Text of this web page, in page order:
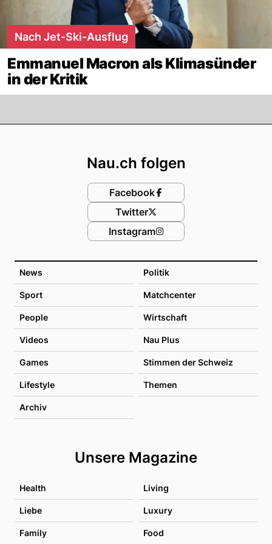
Nach Jet-Ski-Ausflug
Emmanuel Macron als Klimasünder
in der Kritik
News Politik
Sport Matchcenter
People Wirtschaft
Videos Nau Plus
Games Stimmen der Schweiz
Lifestyle Themen
Archiv
Unsere Magazine
Health Living
Liebe Luxury
Family Food
Nau.ch folgen
Facebook
Twitter
Instagram